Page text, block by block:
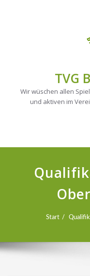
TVG
Wir wüschen allen
und aktiven im
Start